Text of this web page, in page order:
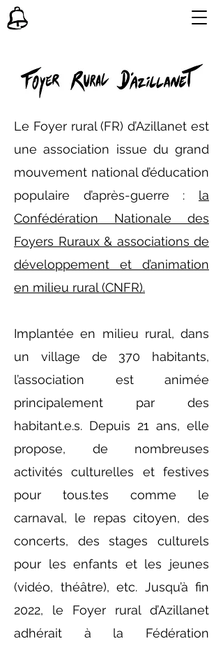
Le Foyer rural (FR) d’Azillanet est
une association issue du grand
mouvement national d’éducation
populaire d’après-guerre : la
Confédération Nationale des
Foyers Ruraux & associations de
développement et d’animation
en milieu rural (CNFR).
Implantée en milieu rural, dans
un village de 370 habitants,
l’association est animée
principalement par des
habitant.e.s. Depuis 21 ans, elle
propose, de nombreuses
activités culturelles et festives
pour tous.tes comme le
carnaval, le repas citoyen, des
concerts, des stages culturels
pour les enfants et les jeunes
(vidéo, théâtre), etc. Jusqu’à fin
2022, le Foyer rural d’Azillanet
adhérait à la Fédération